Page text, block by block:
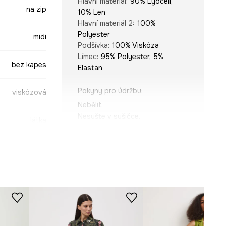
na zip
midi
bez kapes
viskózová
10% Len
Hlavní materiál 2: 100%
Polyester
Podšívka: 100% Viskóza
Límec: 95% Polyester, 5%
Elastan
Pokyny pro údržbu:
Nebělit.
Rukáv
Výstřih